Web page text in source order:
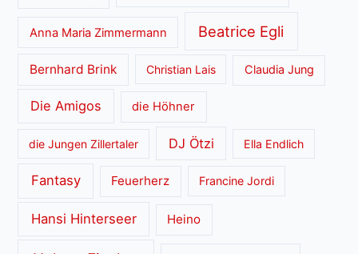
Anna Maria Zimmermann Beatrice Egli
Bernhard Brink Christian Lais Claudia Jung
Die Amigos die Höhner
die Jungen Zillertaler DJ Ötzi Ella Endlich
Fantasy Feuerherz Francine Jordi
Hansi Hinterseer Heino